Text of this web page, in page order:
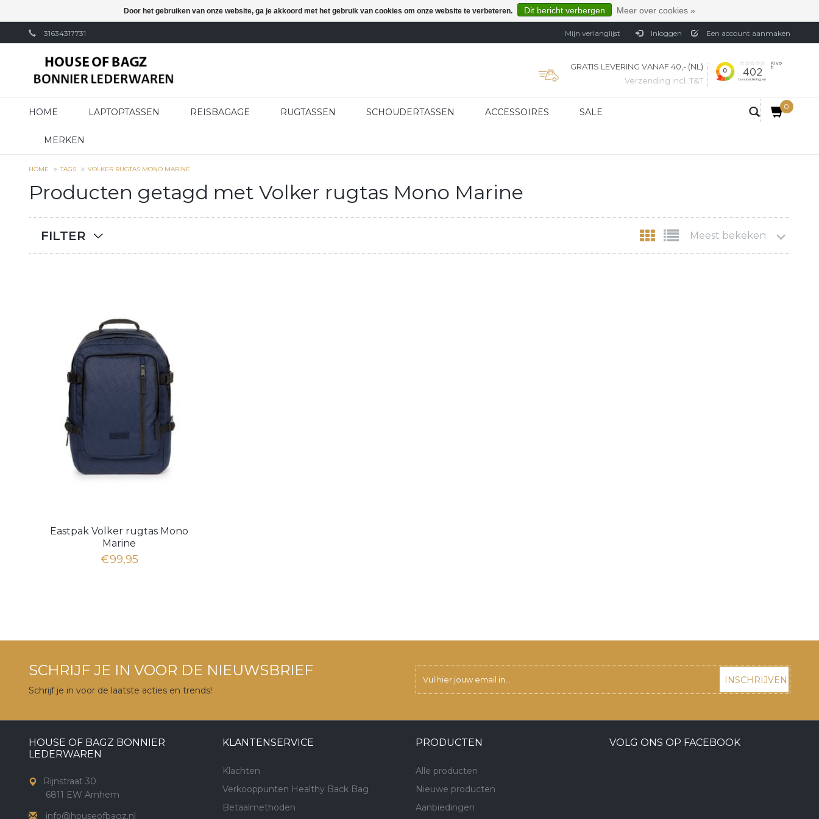
31634317731 Mijn verlanglijst Inloggen Een account aanmaken
GRATIS LEVERING VANAF 40,- (NL)
Verzending incl. T&T
HOME LAPTOPTASSEN REISBAGAGE RUGTASSEN SCHOUDERTASSEN ACCESSOIRES SALE
MERKEN
0
HOME TAGS VOLKER RUGTAS MONO MARINE
Producten getagd met Volker rugtas Mono Marine
FILTER Meest bekeken
Eastpak Volker rugtas Mono
Marine
€99,95
SCHRIJF JE IN VOOR DE NIEUWSBRIEF
Schrijf je in voor de laatste acties en trends!
INSCHRIJVEN
HOUSE OF BAGZ BONNIER
LEDERWAREN
Rijnstraat 30
6811 EW Arnhem
info@houseofbagz.nl
KLANTENSERVICE
Klachten
Verkooppunten Healthy Back Bag
Betaalmethoden
PRODUCTEN
Alle producten
Nieuwe producten
Aanbiedingen
VOLG ONS OP FACEBOOK
Door het gebruiken van onze website, ga je akkoord met het gebruik van cookies om onze website te verbeteren. Dit bericht verbergen Meer over cookies »